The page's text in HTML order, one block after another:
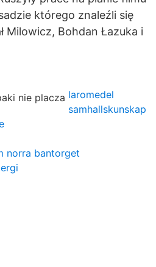
którego znaleźli się
Milowicz, Bohdan Łazuka i
laromedel
samhallskunskap
norra bantorget